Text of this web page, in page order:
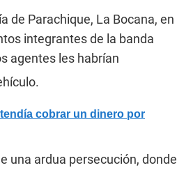
de Parachique, La Bocana, en
integrantes de la banda
agentes les habrían
cobrar un dinero por
una ardua persecución, donde